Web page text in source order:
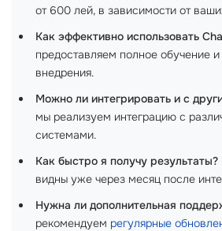
от 600 лей, в зависимости от
Как эффективно использовать
предоставляем полное обучение
внедрения.
Можно ли интегрировать и с
мы реализуем интеграцию с
системами.
Как быстро я получу результаты?
видны уже через месяц после
Нужна ли дополнительная
рекомендуем регулярные